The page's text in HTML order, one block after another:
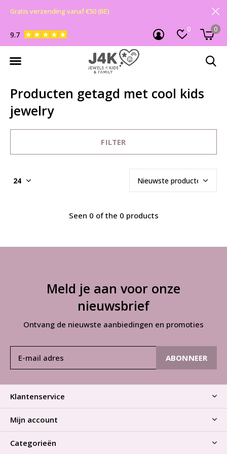
0 0
9.7
Gratis verzending vanaf €50 (BE)
Producten getagd met cool kids
jewelry
FILTER
Seen 0 of the 0 products
Meld je aan voor onze
nieuwsbrief
Ontvang de nieuwste aanbiedingen en promoties
ABONNEER
Klantenservice
Mijn account
Categorieën